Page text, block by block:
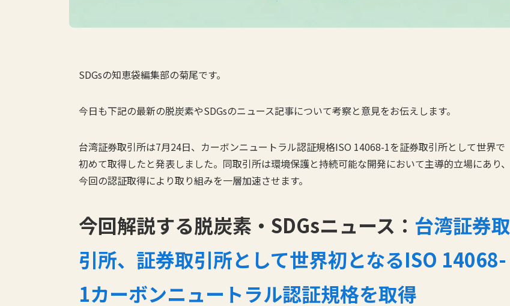
SDGsの知恵袋編集部の菊尾です。
今日も下記の最新の脱炭素やSDGsのニュース記事について考察と意見をお伝えします。
台湾証券取引所は7月24日、カーボンニュートラル認証規格ISO 14068-1を証券取引所として世界で
初めて取得したと発表しました。同取引所は環境保護と持続可能な開発において主導的立場にあり、
今回の認証取得により取り組みを一層加速させます。
今回解説する脱炭素・SDGsニュース： 台湾証券取
引所、証券取引所として世界初となるISO 14068-
1カーボンニュートラル認証規格を取得